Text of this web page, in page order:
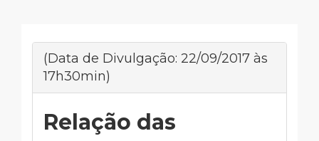
(Data de Divulgação: 22/09/2017 às
17h30min)
Relação das